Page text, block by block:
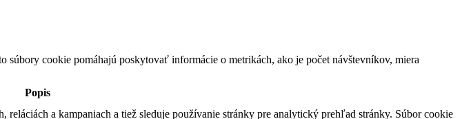
cookie pomáhajú poskytovať informácie o metrikách, ako je počet návštevníkov, miera
Popis
a kampaniach a tiež sleduje používanie stránky pre analytický prehľad stránky. Súbor cookie